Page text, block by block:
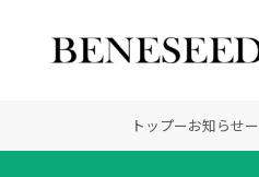
公式オンラインショップ
ビジネスサイト
トップーお知らせー